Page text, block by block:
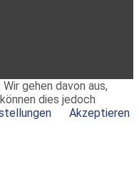
gehen davon aus,
dies jedoch
Akzeptieren